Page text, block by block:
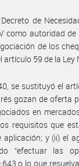
de
como autoridad
de los
59 de la Ley
se sustituyó el
gozan de oferta
en
requisitos que
y (ii) el
“efectuar las
o lo que